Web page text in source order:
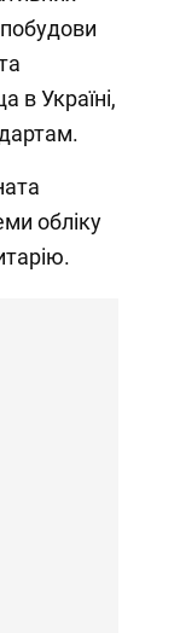
в Україні,
обліку